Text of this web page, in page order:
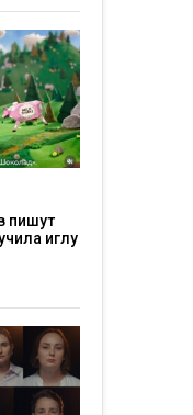
пишут
иглу